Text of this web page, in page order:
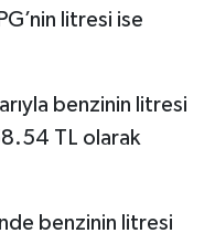
litresi ise
benzinin litresi
TL olarak
benzinin litresi